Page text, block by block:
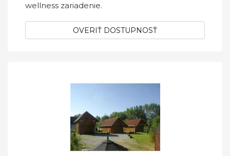
wellness zariadenie.
OVERIŤ DOSTUPNOSŤ